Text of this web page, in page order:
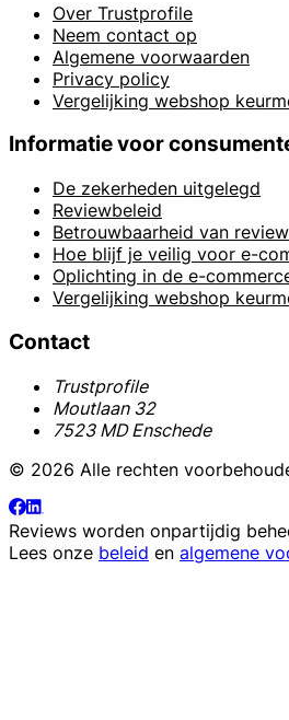
Over Trustprofile
Neem contact op
Algemene voorwaarden
Privacy policy
Vergelijking webshop
Informatie voor
De zekerheden uitgelegd
Reviewbeleid
Betrouwbaarheid van
Hoe blijf je veilig voor e-
Oplichting in de e-
Vergelijking webshop
Contact
Trustprofile
Moutlaan 32
7523 MD Enschede
© 2026 Alle rechten
Reviews worden onpartijdig
Lees onze beleid en algemene